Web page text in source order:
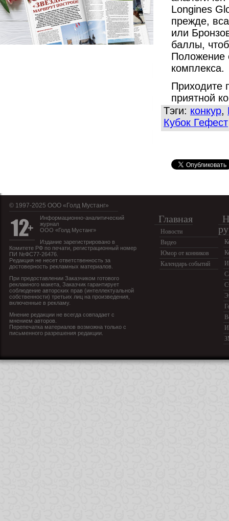
Longines
прежде,
или
баллы,
Положение
комплекса.
Приходите
приятной
Тэги: конкур,
Кубок Гефест
© 1997-2025 OOO «Голд Мустанг»
Информационно-аналитический
журнал
ООО «Голд Мустанг»
Издание зарегистрировано в
Комитете РФ по печати, регистрационный номер
ПИ №ФС77-26476.
Редакция не несет ответственность за
достоверность рекламных материалов.
При предоставлении Заказчиком готового
рекламного макета, Заказчик гарантирует
соблюдение авторских прав (интеллектуальной
собственности) третьих лиц на произведения,
включенные в рекламу.
Мнение редакции не всегда совпадает с
мнением авторов.
Перепечатка материалов возможна только с
письменного разрешения редакции.
Главная
Новости
Видео
Юмор от конников
Календарь событий